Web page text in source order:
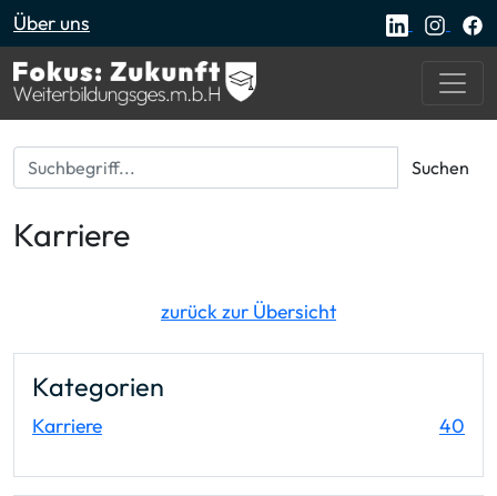
Über uns
Suchbegriff... Suchen
Karriere
zurück zur Übersicht
Kategorien
Karriere 40